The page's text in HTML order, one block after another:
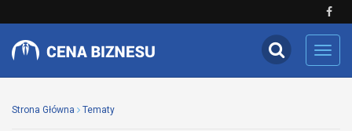
Strona Główna Tematy